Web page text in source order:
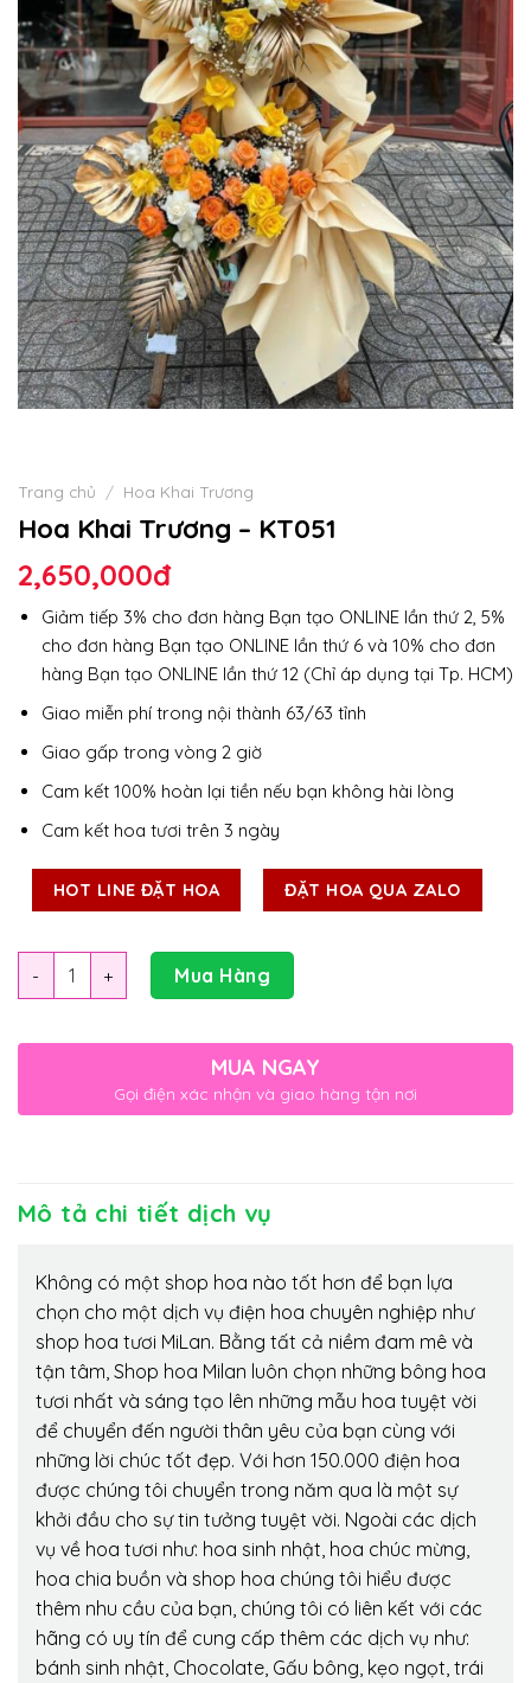
Trang chủ / Hoa Khai Trương
Hoa Khai Trương – KT051
2,650,000đ
Giảm tiếp 3% cho đơn hàng Bạn tạo ONLINE lần thứ 2, 5%
cho đơn hàng Bạn tạo ONLINE lần thứ 6 và 10% cho đơn
hàng Bạn tạo ONLINE lần thứ 12 (Chỉ áp dụng tại Tp. HCM)
Giao miễn phí trong nội thành 63/63 tỉnh
Giao gấp trong vòng 2 giờ
Cam kết 100% hoàn lại tiền nếu bạn không hài lòng
Cam kết hoa tươi trên 3 ngày
HOT LINE ĐẶT HOA ĐẶT HOA QUA ZALO
Số lượng Mua Hàng
MUA NGAY
Gọi điện xác nhận và giao hàng tận nơi
Mô tả chi tiết dịch vụ
Không có một shop hoa nào tốt hơn để bạn lựa
chọn cho một dịch vụ điện hoa chuyên nghiệp như
shop hoa tươi MiLan. Bằng tất cả niềm đam mê và
tận tâm, Shop hoa Milan luôn chọn những bông hoa
tươi nhất và sáng tạo lên những mẫu hoa tuyệt vời
để chuyển đến người thân yêu của bạn cùng với
những lời chúc tốt đẹp. Với hơn 150.000 điện hoa
được chúng tôi chuyển trong năm qua là một sự
khởi đầu cho sự tin tưởng tuyệt vời. Ngoài các dịch
vụ về hoa tươi như: hoa sinh nhật, hoa chúc mừng,
hoa chia buồn và shop hoa chúng tôi hiểu được
thêm nhu cầu của bạn, chúng tôi có liên kết với các
hãng có uy tín để cung cấp thêm các dịch vụ như:
bánh sinh nhật, Chocolate, Gấu bông, kẹo ngọt, trái